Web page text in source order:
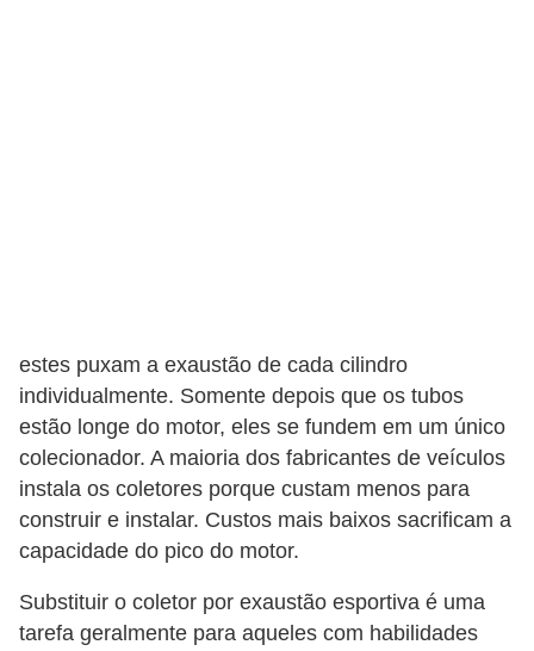
estes puxam a exaustão de cada cilindro
individualmente. Somente depois que os tubos
estão longe do motor, eles se fundem em um único
colecionador. A maioria dos fabricantes de veículos
instala os coletores porque custam menos para
construir e instalar. Custos mais baixos sacrificam a
capacidade do pico do motor.
Substituir o coletor por exaustão esportiva é uma
tarefa geralmente para aqueles com habilidades